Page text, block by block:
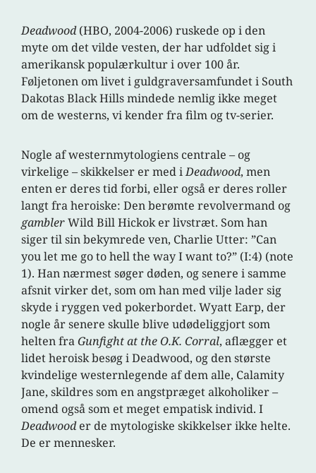
Deadwood(HBO, 2004-2006) ruskede op i den
myte om det vilde vesten, der har udfoldet sig i
amerikansk populærkultur i over 100 år.
Føljetonen om livet i guldgraversamfundet i South
Dakotas Black Hills mindede nemlig ikke meget
om de westerns, vi kender fra film og tv-serier.
Nogle af westernmytologiens centrale – og
virkelige – skikkelser er med iDeadwood, men
enten er deres tid forbi, eller også er deres roller
langt fra heroiske: Den berømte revolvermand og
gamblerWild Bill Hickok er livstræt. Som han
siger til sin bekymrede ven, Charlie Utter: ”Can
you let me go to hell the way I want to?” (I:4) (note
1). Han nærmest søger døden, og senere i samme
afsnit virker det, som om han med vilje lader sig
skyde i ryggen ved pokerbordet. Wyatt Earp, der
nogle år senere skulle blive udødeliggjort som
helten fraGunfight at the O.K. Corral, aflægger et
lidet heroisk besøg i Deadwood, og den største
kvindelige westernlegende af dem alle, Calamity
Jane, skildres som en angstpræget alkoholiker –
omend også som et meget empatisk individ. I
Deadwooder de mytologiske skikkelser ikke helte.
De er mennesker.